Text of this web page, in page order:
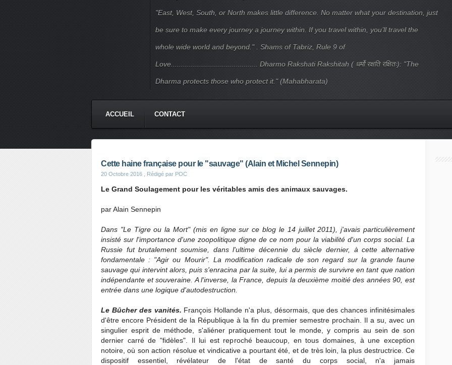
"East, West, South, or North makes little difference. No matter what your destination, just
be sure to make every journey a journey within. If you travel within, you’ll travel the
whole wide world and beyond." . Shams of Tabriz, Rule 9 of
Love........................................... Dharmo Rakshati Rakshitah ( धर्मो रक्षति रक्षितः): "The
Dharma protects those who protect it." (Mahabharata)
ACCUEIL CONTACT
Cette haine française pour le "sauvage" (Alain et Michel Sennepin)
20 Octobre 2016 , Rédigé par POC
Le Grand Soulagement pour les véritables amis des animaux sauvages.
par Alain Sennepin
Dans "Le Tigre ou la Mort" (mis en ligne sur ce blog le 14 juillet 2011), j'avais particulièrement
insisté sur l'importance d'une zoopolitique digne de ce nom pour la viabilité d'un corps social. La
Russie fut brutalement soumise, dans l'ultime décennie du siècle dernier, à cette alternative
fondamentale : "Agir ou Mourir". La modification radicale de son regard sur la grande faune
sauvage qui intervint alors, puis s'enracina par la suite, lui a permis de survivre en tant que nation
indépendante et souveraine. A l'inverse, la France, depuis la deuxième moitié des années 90, est
entrée dans une logique d'autodestruction.
Le Bûcher des vanités. François Hollande n'a plus, désormais, que des chances infinitésimales
d'être encore Président de la République à la fin du premier semestre prochain. Il a su, avec un
singulier esprit de méthode, s'aliéner pratiquement tout le monde, y compris au sein de son
dernier carré de "fidèles". Il lui est reproché beaucoup, en tous domaines, à une exception
notoire, où son action résolue et vindicative a pourtant été, et de très loin, la plus destructrice. Ce
dispositif essentiel, révélateur de l'état de santé du corps social, n'a jamais